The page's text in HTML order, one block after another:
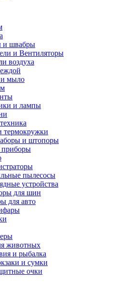
и швабры
и Вентиляторы
воздуха
и мыло
и лампы
термокружки
и штопоры
приборы
пылесосы
устройства
для шин
для авто
животных
и рыбалка
и сумки
очки